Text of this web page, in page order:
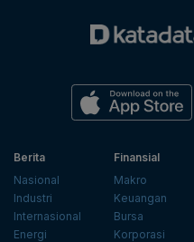
Berita
Nasional
Industri
Internasional
Energi
Finansial
Makro
Keuangan
Bursa
Korporasi